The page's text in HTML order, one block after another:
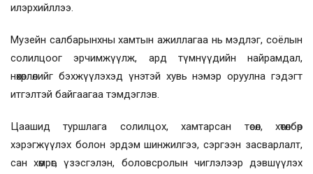
илэрхийллээ.
Музейн салбарынхны хамтын ажиллагаа нь мэдлэг, соёлын
солилцоог эрчимжүүлж, ард түмнүүдийн найрамдал,
нөхөрлөлийг бэхжүүлэхэд үнэтэй хувь нэмэр оруулна гэдэгт
итгэлтэй байгаагаа тэмдэглэв.
Цаашид туршлага солилцох, хамтарсан төсөл, хөтөлбөр
хэрэгжүүлэх болон эрдэм шинжилгээ, сэргээн засварлалт,
сан хөмрөг, үзэсгэлэн, боловсролын чиглэлээр дэвшүүлэх